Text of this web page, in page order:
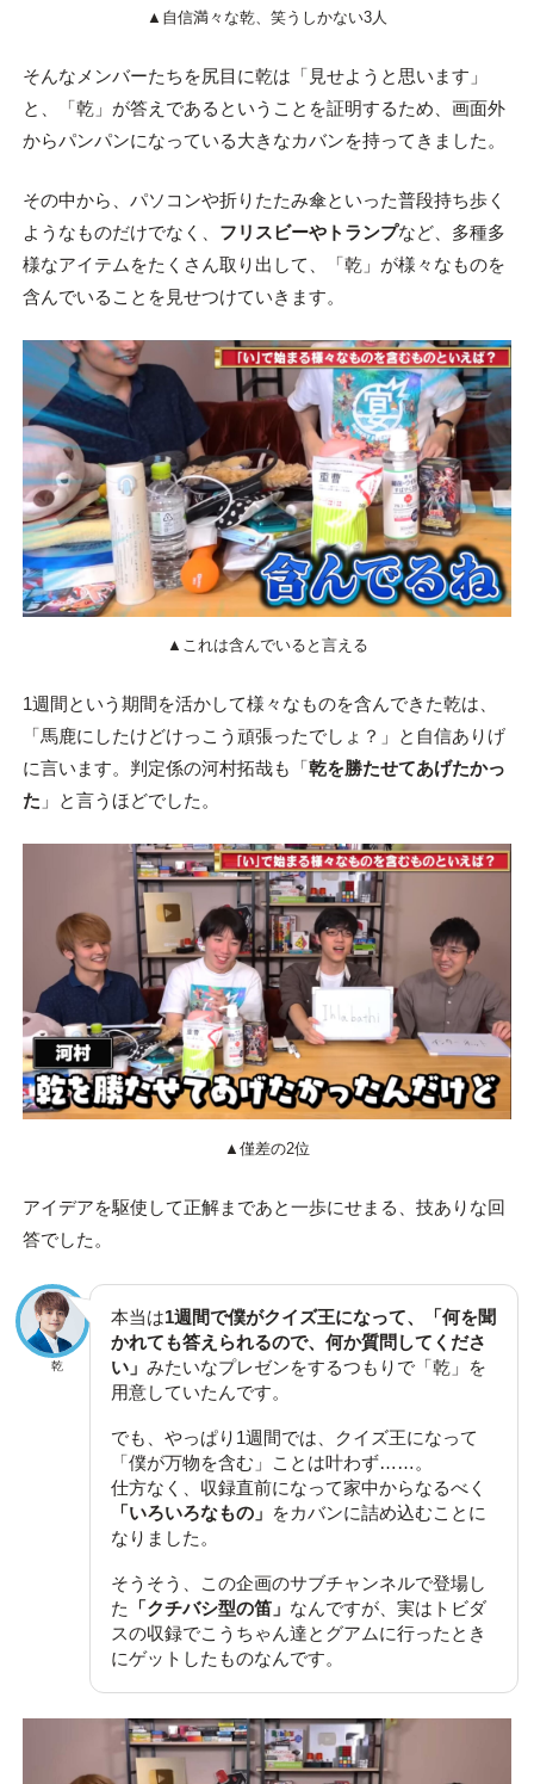
▲自信満々な乾、笑うしかない3人
そんなメンバーたちを尻目に乾は「見せようと思います」
と、「乾」が答えであるということを証明するため、画面外
からパンパンになっている大きなカバンを持ってきました。
その中から、パソコンや折りたたみ傘といった普段持ち歩く
ようなものだけでなく、 フリスビーやトランプなど、多種多
様なアイテムをたくさん取り出して、「乾」が様々なものを
含んでいることを見せつけていきます。
▲これは含んでいると言える
1週間という期間を活かして様々なものを含んできた乾は、
「馬鹿にしたけどけっこう頑張ったでしょ？」と自信ありげ
に言います。判定係の河村拓哉も「 乾を勝たせてあげたかっ
た 」と言うほどでした。
▲僅差の2位
アイデアを駆使して正解まであと一歩にせまる、技ありな回
答でした。
乾
本当は1週間で僕がクイズ王になって、「何を聞
かれても答えられるので、何か質問してくださ
い」みたいなプレゼンをするつもりで「乾」を
用意していたんです。
でも、やっぱり1週間では、クイズ王になって
「僕が万物を含む」ことは叶わず……。
仕方なく、収録直前になって家中からなるべく
「いろいろなもの」 をカバンに詰め込むことに
なりました。
そうそう、この企画のサブチャンネルで登場し
た
「クチバシ型の笛」 なんですが、実はトビダ
スの収録でこうちゃん達とグアムに行ったとき
にゲットしたものなんです。